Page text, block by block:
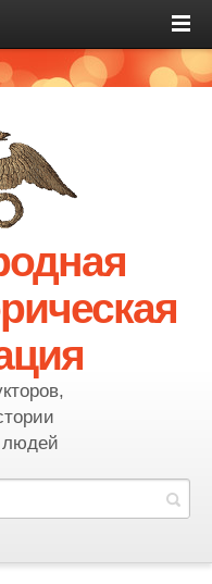
людей